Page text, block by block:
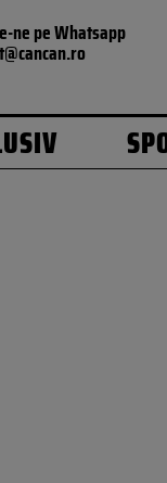
ne pe Whatsapp